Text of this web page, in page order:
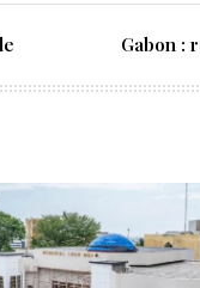
Gabon :